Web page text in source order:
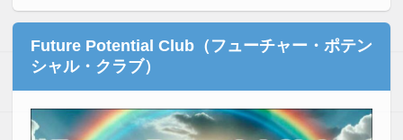
Future Potential Club（フューチャー・ポテン
シャル・クラブ）